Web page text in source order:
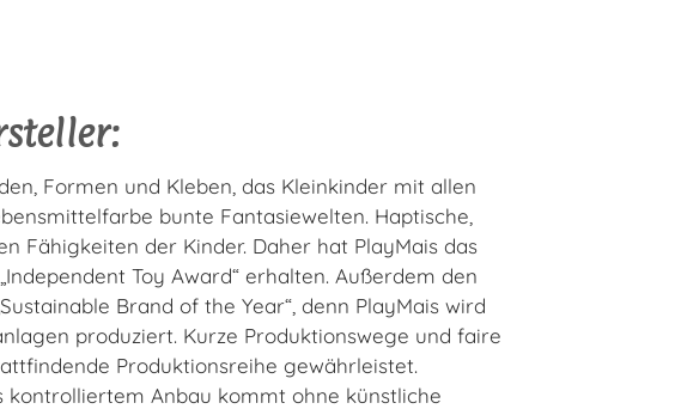
Formen und Kleben, das Kleinkinder mit allen
bunte Fantasiewelten. Haptische,
Fähigkeiten der Kinder. Daher hat PlayMais das
Toy Award“ erhalten. Außerdem den
Brand of the Year“, denn PlayMais wird
produziert. Kurze Produktionswege und faire
Produktionsreihe gewährleistet.
kontrolliertem Anbau kommt ohne künstliche